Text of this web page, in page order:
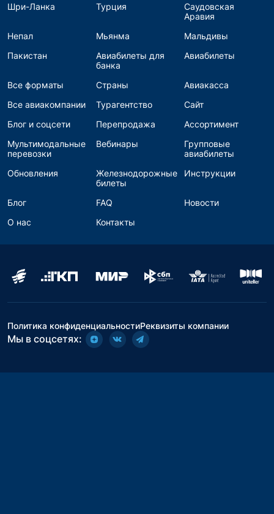
Шри-Ланка
Турция
Саудовская
Аравия
Непал
Мьянма
Мальдивы
Пакистан
Авиабилеты для
банка
Авиабилеты
Все форматы Страны
Авиакасса
Все авиакомпании
Турагентство
Сайт
Блог и соцсети
Перепродажа
Ассортимент
Мультимодальные
перевозки
Вебинары
Групповые
авиабилеты
Обновления
Железнодорожные
билеты
Инструкции
Блог FAQ
Новости
О нас
Контакты
Политика конфиденциальностиРеквизиты компании
Мы в соцсетях: